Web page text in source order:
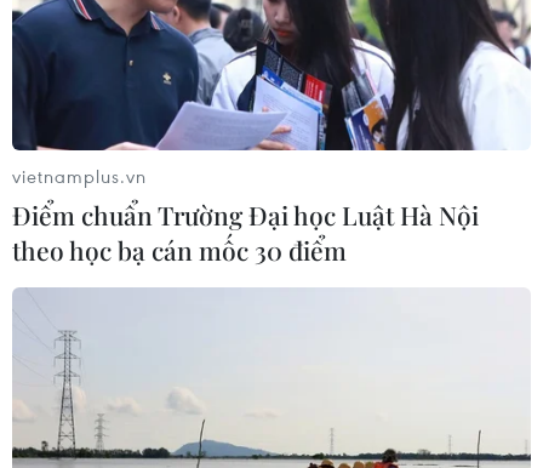
tin Trung Quốc đang thúc đẩy hoạt động xây dựng trái
phép để biến Đá Chữ Thập thành một căn cứ quân sự
hỗn hợp lớn nhất ở Biển Đông.
vietnamplus.vn
Điểm chuẩn Trường Đại học Luật Hà Nội
theo học bạ cán mốc 30 điểm